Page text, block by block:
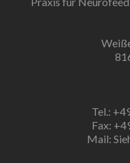
Tel.:
Fax:
Mail: